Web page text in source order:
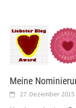
Meine
27. Dezember 2015